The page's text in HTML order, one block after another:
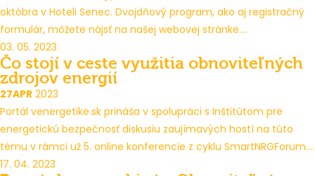
októbra v Hoteli Senec. Dvojdňový program, ako aj registračný
formulár, môžete nájsť na našej webovej stránke....
03. 05. 2023
Čo stojí v ceste využitia obnoviteľných
zdrojov energií
27APR 2023
Portál venergetike.sk prináša v spolupráci s Inštitútom pre
energetickú bezpečnosť diskusiu zaujímavých hostí na túto
tému v rámci už 5. online konferencie z cyklu SmartNRGForum....
17. 04. 2023